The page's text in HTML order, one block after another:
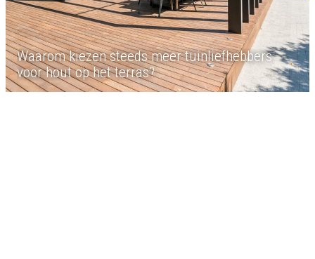
Waarom kiezen steeds meer tuinliefhebbers
voor hout op het terras?